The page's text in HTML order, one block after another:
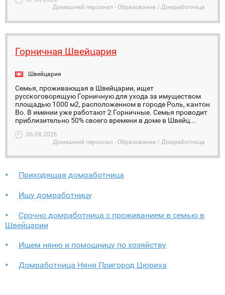
Домашний персонал - Образование / Домработница
Горничная Швейцария
Швейцария
Семья, проживающая в Швейцарии, ищет
русскоговорящую Горничную для ухода за имуществом
площадью 1000 м2, расположенном в городе Роль, кантон
Во. В имении уже работают 2 Горничные. Семья проводит
приблизительно 50% своего времени в доме в Швейц...
06.08.2026
Домашний персонал - Образование / Домработница
Приходящая домработница
Ищу домработницу
Срочно домработница с проживанием в семью в
Швейцарии
Ищем няню и помощницу по хозяйству
Домработница Няня Пригород Цюриха